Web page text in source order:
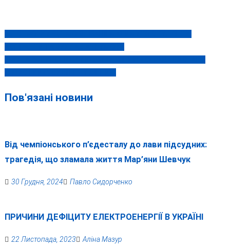
Навігація
записів
Пов'язані новини
Від чемпіонського п’єдесталу до лави підсудних:
трагедія, що зламала життя Мар’яни Шевчук
30 Грудня, 2024 Павло Сидорченко
ПРИЧИНИ ДЕФІЦИТУ ЕЛЕКТРОЕНЕРГІЇ В УКРАЇНІ
22 Листопада, 2023 Аліна Мазур